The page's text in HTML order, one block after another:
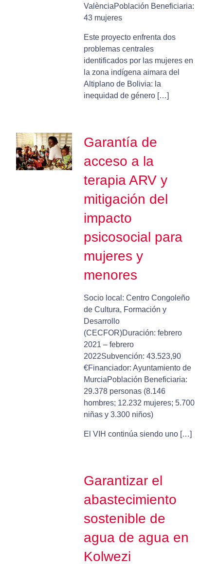
ValènciaPoblación Beneficiaria:
43 mujeres
Este proyecto enfrenta dos
problemas centrales
identificados por las mujeres en
la zona indígena aimara del
Altiplano de Bolivia: la
inequidad de género […]
Garantía de
acceso a la
terapia ARV y
mitigación del
impacto
psicosocial para
mujeres y
menores
Socio local: Centro Congoleño
de Cultura, Formación y
Desarrollo
(CECFOR)Duración: febrero
2021 – febrero
2022Subvención: 43.523,90
€Financiador: Ayuntamiento de
MurciaPoblación Beneficiaria:
29.378 personas (8.146
hombres; 12.232 mujeres; 5.700
niñas y 3.300 niños)
El VIH continúa siendo uno […]
Garantizar el
abastecimiento
sostenible de
agua de agua en
Kolwezi